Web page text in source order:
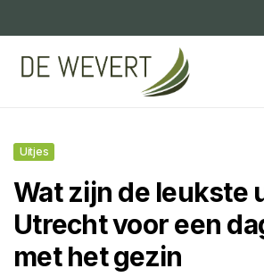
Uitjes
Wat zijn de leukste
Utrecht voor een
met het gezin